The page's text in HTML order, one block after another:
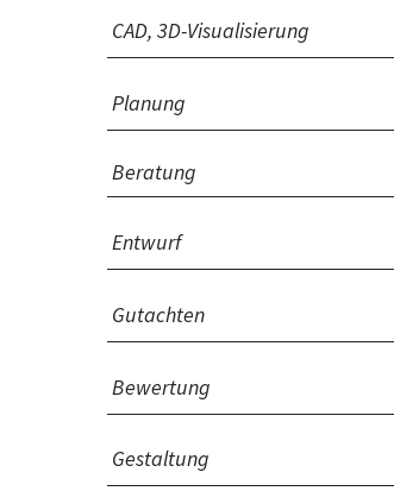
CAD, 3D-Visualisierung
Planung
Beratung
Entwurf
Gutachten
Bewertung
Gestaltung